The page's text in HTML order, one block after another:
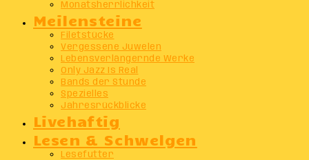
Monatsherrlichkeit
Meilensteine
Filetstücke
Vergessene Juwelen
Lebensverlängernde Werke
Only Jazz Is Real
Bands der Stunde
Spezielles
Jahresrückblicke
Livehaftig
Lesen & Schwelgen
Lesefutter